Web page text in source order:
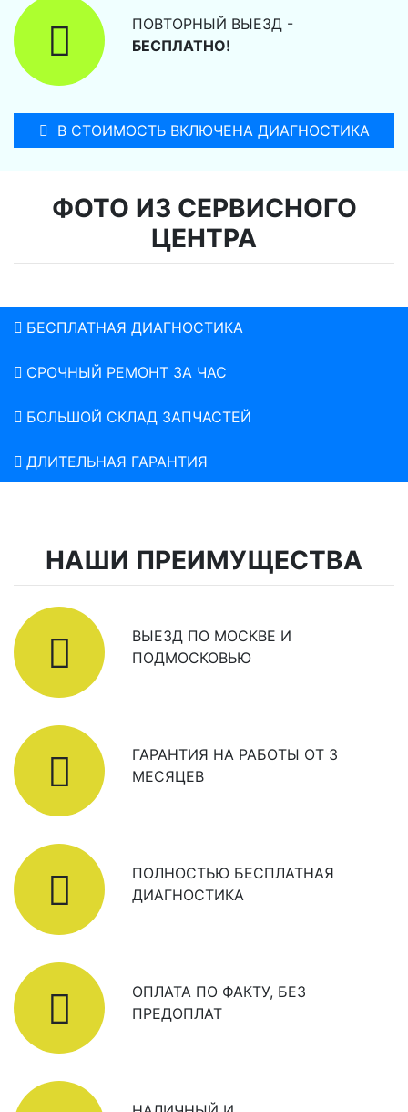
ПОВТОРНЫЙ ВЫЕЗД -
БЕСПЛАТНО!
В СТОИМОСТЬ ВКЛЮЧЕНА ДИАГНОСТИКА
ФОТО ИЗ СЕРВИСНОГО
ЦЕНТРА
БЕСПЛАТНАЯ ДИАГНОСТИКА
СРОЧНЫЙ РЕМОНТ ЗА ЧАС
БОЛЬШОЙ СКЛАД ЗАПЧАСТЕЙ
ДЛИТЕЛЬНАЯ ГАРАНТИЯ
НАШИ ПРЕИМУЩЕСТВА
ВЫЕЗД ПО МОСКВЕ И
ПОДМОСКОВЬЮ
ГАРАНТИЯ НА РАБОТЫ ОТ 3
МЕСЯЦЕВ
ПОЛНОСТЬЮ БЕСПЛАТНАЯ
ДИАГНОСТИКА
ОПЛАТА ПО ФАКТУ, БЕЗ
ПРЕДОПЛАТ